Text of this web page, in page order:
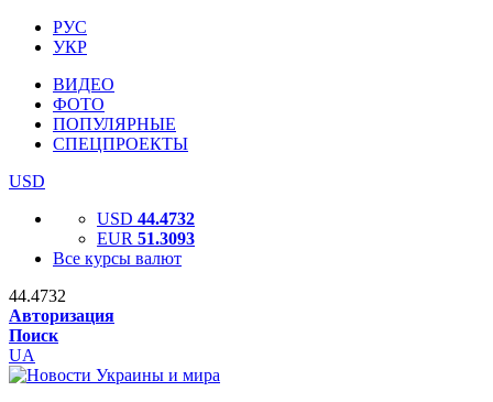
РУС
УКР
ВИДЕО
ФОТО
ПОПУЛЯРНЫЕ
СПЕЦПРОЕКТЫ
USD
USD 44.4732
EUR 51.3093
Все курсы валют
44.4732
Авторизация
Поиск
UA